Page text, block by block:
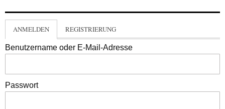
ANMELDEN REGISTRIERUNG
Benutzername oder E-Mail-Adresse
Passwort